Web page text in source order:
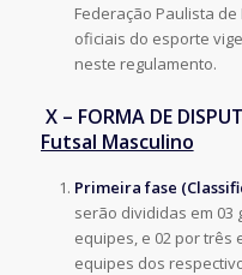
Federação Paulista
oficiais do esporte
neste regulamento.
X – FORMA DE
Futsal Masculino
Primeira fase
serão divididas em 03
equipes, e 02 por três
equipes dos